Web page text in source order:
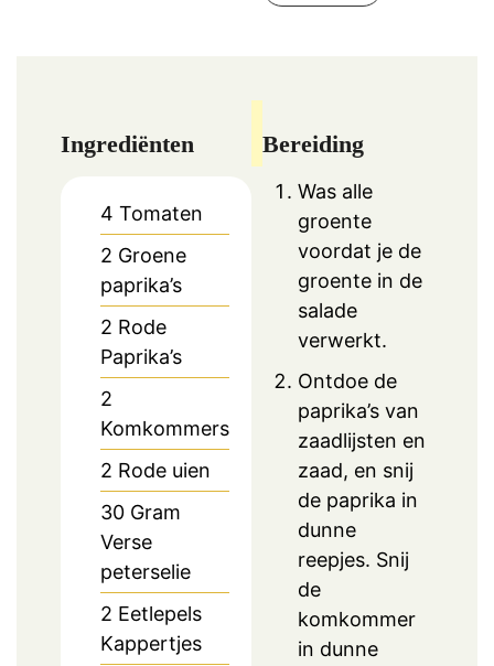
Ingrediënten
4 Tomaten
2 Groene
paprika’s
2 Rode
Paprika’s
2
Komkommers
2 Rode uien
30 Gram
Verse
peterselie
2 Eetlepels
Kappertjes
Bereiding
Was alle
groente
voordat je de
groente in de
salade
verwerkt.
Ontdoe de
paprika’s van
zaadlijsten en
zaad, en snij
de paprika in
dunne
reepjes. Snij
de
komkommer
in dunne